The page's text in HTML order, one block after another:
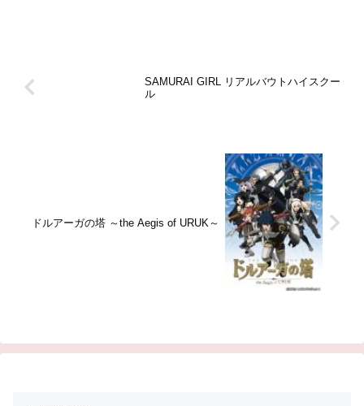
SAMURAI GIRL リアルバウトハイスクー
ル
ドルアーガの塔 ～the Aegis of URUK～